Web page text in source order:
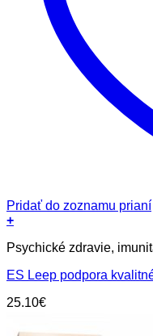
Pridať do zoznamu prianí
+
Psychické zdravie,
ES Leep podpora
25.10€